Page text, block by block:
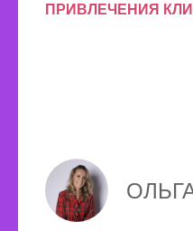
ПРИВЛЕЧЕНИЯ